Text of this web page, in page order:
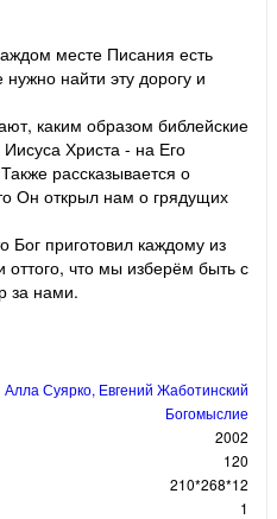
месте Писания есть
найти эту дорогу и
каким образом библейские
Христа - на Его
рассказывается о
Он открыл нам о грядущих
Бог приготовил каждому из
что мы изберём быть с
за нами.
Алла Суярко, Евгений Жаботинский
Богомыслие
2002
120
210*268*12
1